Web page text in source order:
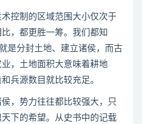
制的区域范围大小仅次于
，都更胜一筹。我们都知
是分封土地、建立诸侯，而古
，土地面积大意味着耕地
兵源数目就比较充足。
势力往往都比较强大，只
下的希望。从史书中的记载